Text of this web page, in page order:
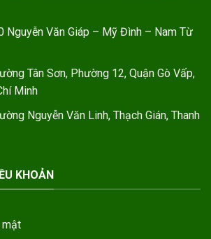
Nguyễn Văn Giáp – Mỹ Đình – Nam Từ
Tân Sơn, Phường 12, Quận Gò Vấp,
Minh
Nguyễn Văn Linh, Thạch Gián, Thanh
KHOẢN
mật